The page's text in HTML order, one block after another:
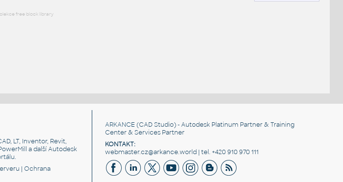
free block library
LT, Inventor, Revit,
a další Autodesk
.
|Ochrana
ARKANCE (CAD Studio) - Autodesk Platinum Partner & Training
Center & Services Partner
KONTAKT:
webmaster.cz@arkance.world | tel. +420 910 970 111